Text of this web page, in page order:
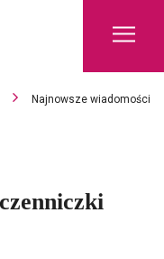
Najnowsze wiadomości